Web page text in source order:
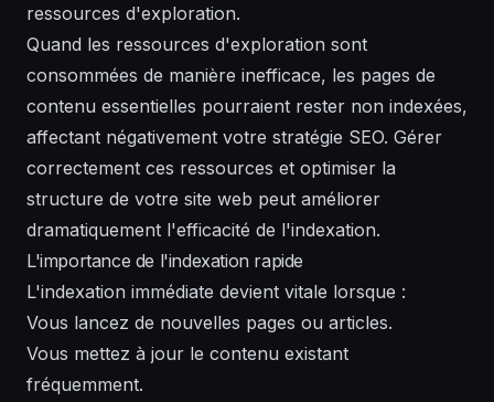
ressources d'exploration.
Quand les ressources d'exploration sont
consommées de manière inefficace, les pages de
contenu essentielles pourraient rester non indexées,
affectant négativement votre stratégie SEO. Gérer
correctement ces ressources et optimiser la
structure de votre site web peut améliorer
dramatiquement l'efficacité de l'indexation.
L'importance de l'indexation rapide
L'indexation immédiate devient vitale lorsque :
Vous lancez de nouvelles pages ou articles.
Vous mettez à jour le contenu existant
fréquemment.